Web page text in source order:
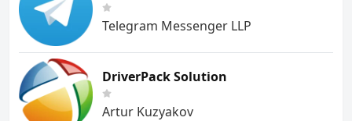
Telegram Messenger LLP
DriverPack Solution
Artur Kuzyakov